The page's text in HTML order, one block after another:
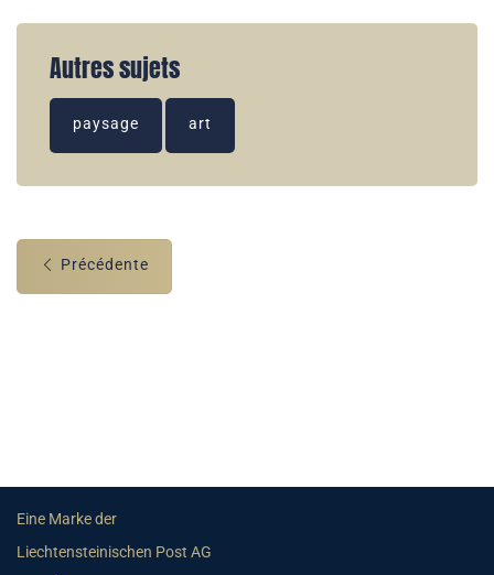
Autres sujets
paysage art
Précédente
Eine Marke der
Liechtensteinischen Post AG